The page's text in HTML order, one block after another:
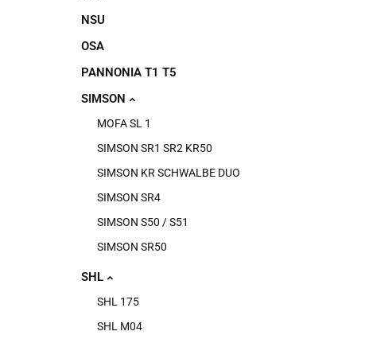
NSU
OSA
PANNONIA T1 T5
SIMSON
MOFA SL 1
SIMSON SR1 SR2 KR50
SIMSON KR SCHWALBE DUO
SIMSON SR4
SIMSON S50 / S51
SIMSON SR50
SHL
SHL 175
SHL M04